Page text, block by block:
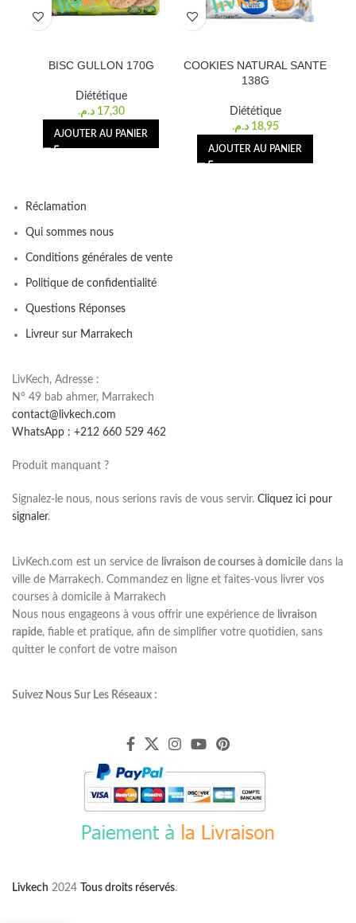
BISC GULLON 170G
Diététique
17,30 د.م.
AJOUTER AU PANIER
COOKIES NATURAL SANTE
138G
Diététique
18,95 د.م.
AJOUTER AU PANIER
Réclamation
Qui sommes nous
Conditions générales de vente
Politique de confidentialité
Questions Réponses
Livreur sur Marrakech
LivKech, Adresse :
N° 49 bab ahmer, Marrakech
contact@livkech.com
WhatsApp : +212 660 529 462
Produit manquant ?
Signalez-le nous, nous serions ravis de vous servir. Cliquez ici pour
signaler.
LivKech.com est un service de livraison de courses à domicile dans la
ville de Marrakech. Commandez en ligne et faites-vous livrer vos
courses à domicile à Marrakech
Nous nous engageons à vous offrir une expérience de livraison
rapide, fiable et pratique, afin de simplifier votre quotidien, sans
quitter le confort de votre maison
Suivez Nous Sur Les Réseaux :
Livkech 2024 Tous droits réservés.